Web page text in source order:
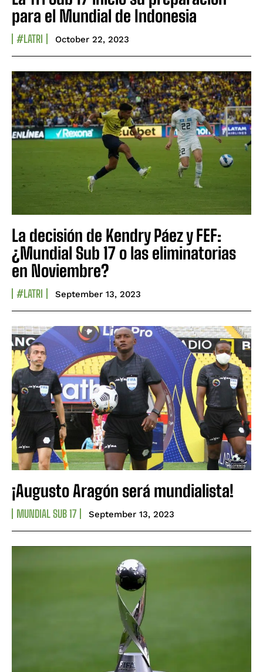
para el Mundial de Indonesia
#LATRI October 22, 2023
La decisión de Kendry Páez y FEF:
¿Mundial Sub 17 o las eliminatorias
en Noviembre?
#LATRI September 13, 2023
¡Augusto Aragón será mundialista!
MUNDIAL SUB 17 September 13, 2023